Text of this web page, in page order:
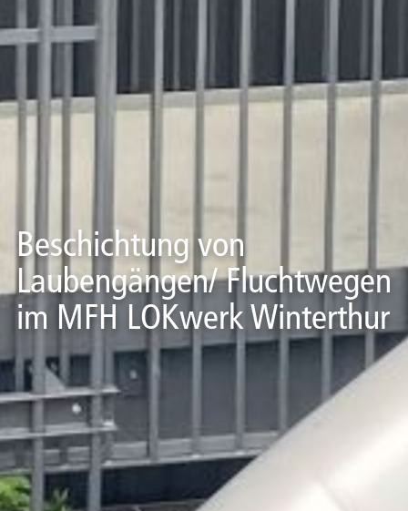
Beschichtung von
Laubengängen/ Fluchtwegen
im MFH LOKwerk Winterthur